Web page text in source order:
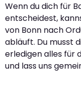
Wenn du dich für
entscheidest,
von Bonn nach
abläuft. Du musst
erledigen alles für
und lass uns